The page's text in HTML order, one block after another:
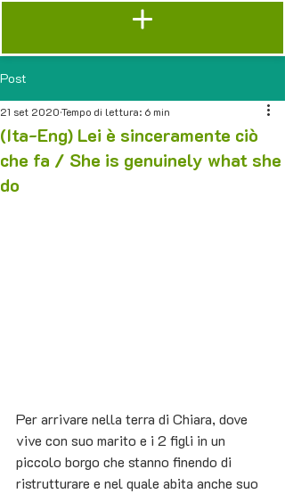
Post
(Ita-Eng) Lei è sinceramente ciò
che fa / She is genuinely what she
do
21 set 2020Tempo di lettura: 6 min
Per arrivare nella terra di Chiara, dove
vive con suo marito e i 2 figli in un
piccolo borgo che stanno finendo di
ristrutturare e nel quale abita anche suo